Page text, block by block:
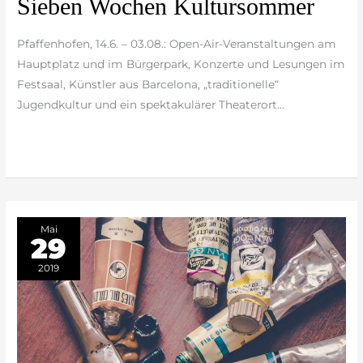
Sieben Wochen Kultursommer
Pfaffenhofen, 14.6. – 03.08.: Open-Air-Veranstaltungen am
Hauptplatz und im Bürgerpark, Konzerte und Lesungen im
Festsaal, Künstler aus Barcelona, „traditionelle“
Jugendkultur und ein spektakulärer Theaterort…
Kultursommer
Mai
29
2019